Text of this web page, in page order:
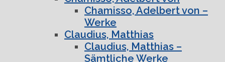
Chamisso, Adelbert von –
Werke
Claudius, Matthias
Claudius, Matthias –
Sämtliche Werke